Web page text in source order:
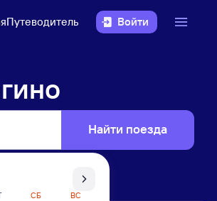
Путеводитель Войти
Найти поезда
СБ ВС